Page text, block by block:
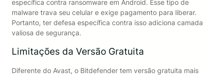
específica contra ransomware em Android. Esse tipo de
malware trava seu celular e exige pagamento para liberar.
Portanto, ter defesa específica contra isso adiciona camada
valiosa de segurança.
Limitações da Versão Gratuita
Diferente do Avast, o Bitdefender tem versão gratuita mais